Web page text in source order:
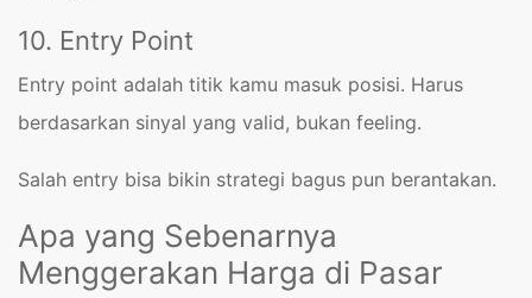
10. Entry Point
Entry point adalah titik kamu masuk posisi. Harus
berdasarkan sinyal yang valid, bukan feeling.
Salah entry bisa bikin strategi bagus pun berantakan.
Apa yang Sebenarnya
Menggerakan Harga di Pasar